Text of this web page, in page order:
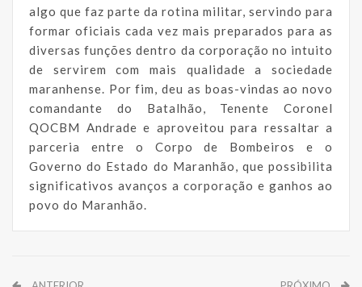
algo que faz parte da rotina militar, servindo para
formar oficiais cada vez mais preparados para as
diversas funções dentro da corporação no intuito
de servirem com mais qualidade a sociedade
maranhense. Por fim, deu as boas-vindas ao novo
comandante do Batalhão, Tenente Coronel
QOCBM Andrade e aproveitou para ressaltar a
parceria entre o Corpo de Bombeiros e o
Governo do Estado do Maranhão, que possibilita
significativos avanços a corporação e ganhos ao
povo do Maranhão.